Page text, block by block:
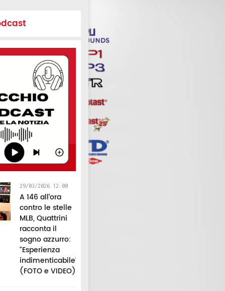
29/03/2026 12:00
A 146 all’ora
contro le stelle
MLB, Quattrini
racconta il
sogno azzurro:
"Esperienza
indimenticabile"
(FOTO e VIDEO)